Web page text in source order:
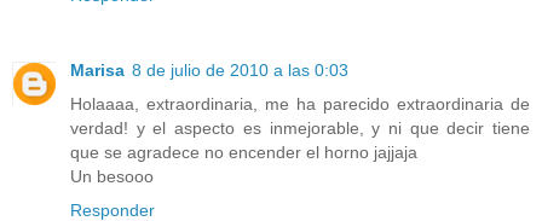
Marisa 8 de julio de 2010 a las 0:03
Holaaaa, extraordinaria, me ha parecido extraordinaria de
verdad! y el aspecto es inmejorable, y ni que decir tiene
que se agradece no encender el horno jajjaja
Un besooo
Responder